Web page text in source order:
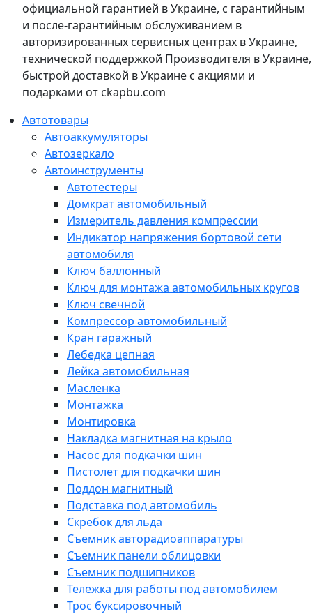
официальной гарантией в Украине, с гарантийным
и после-гарантийным обслуживанием в
авторизированных сервисных центрах в Украине,
технической поддержкой Производителя в Украине,
быстрой доставкой в Украине с акциями и
подарками от ckapbu.com
Автотовары
Автоаккумуляторы
Автозеркало
Автоинструменты
Автотестеры
Домкрат автомобильный
Измеритель давления компрессии
Индикатор напряжения бортовой сети
автомобиля
Ключ баллонный
Ключ для монтажа автомобильных кругов
Ключ свечной
Компрессор автомобильный
Кран гаражный
Лебедка цепная
Лейка автомобильная
Масленка
Монтажка
Монтировка
Накладка магнитная на крыло
Насос для подкачки шин
Пистолет для подкачки шин
Поддон магнитный
Подставка под автомобиль
Скребок для льда
Съемник авторадиоаппаратуры
Съемник панели облицовки
Съемник подшипников
Тележка для работы под автомобилем
Трос буксировочный